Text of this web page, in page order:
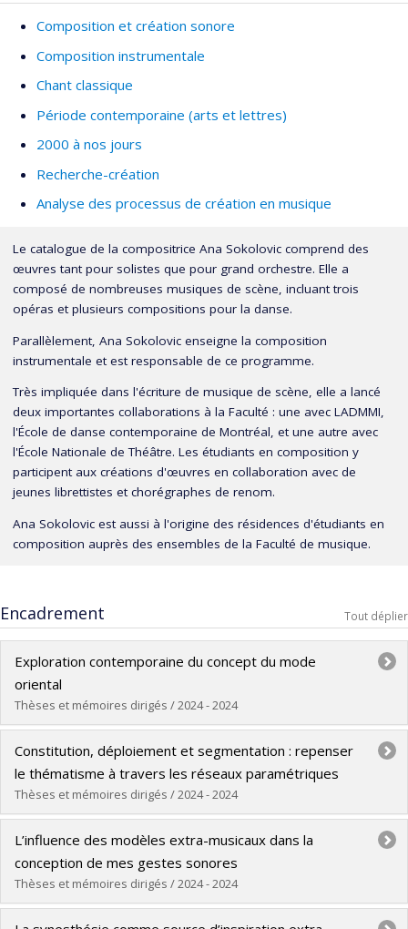
Composition et création sonore
Composition instrumentale
Chant classique
Période contemporaine (arts et lettres)
2000 à nos jours
Recherche-création
Analyse des processus de création en musique
Le catalogue de la compositrice Ana Sokolovic comprend des
œuvres tant pour solistes que pour grand orchestre. Elle a
composé de nombreuses musiques de scène, incluant trois
opéras et plusieurs compositions pour la danse.
Parallèlement, Ana Sokolovic enseigne la composition
instrumentale et est responsable de ce programme.
Très impliquée dans l'écriture de musique de scène, elle a lancé
deux importantes collaborations à la Faculté : une avec LADMMI,
l'École de danse contemporaine de Montréal, et une autre avec
l'École Nationale de Théâtre. Les étudiants en composition y
participent aux créations d'œuvres en collaboration avec de
jeunes librettistes et chorégraphes de renom.
Ana Sokolovic est aussi à l'origine des résidences d'étudiants en
composition auprès des ensembles de la Faculté de musique.
Encadrement Tout déplier
Exploration contemporaine du concept du mode
oriental
Thèses et mémoires dirigés / 2024 - 2024
Diplômé(e) : Tavakol, Showan
Cycle :Doctorat
Diplôme obtenu :D. Mus.
Lien vers le document dans Papyrus
Constitution, déploiement et segmentation : repenser
le thématisme à travers les réseaux paramétriques
Thèses et mémoires dirigés / 2024 - 2024
Diplômé(e) :Díaz Villegas, Tomás
Cycle :Doctorat
Diplôme obtenu :D. Mus.
Lien vers le document dans Papyrus
L’influence des modèles extra-musicaux dans la
conception de mes gestes sonores
Thèses et mémoires dirigés / 2024 - 2024